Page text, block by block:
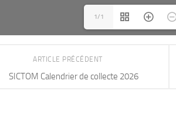
1/1
ARTICLE PRÉCÉDENT
SICTOM Calendrier de collecte 2026